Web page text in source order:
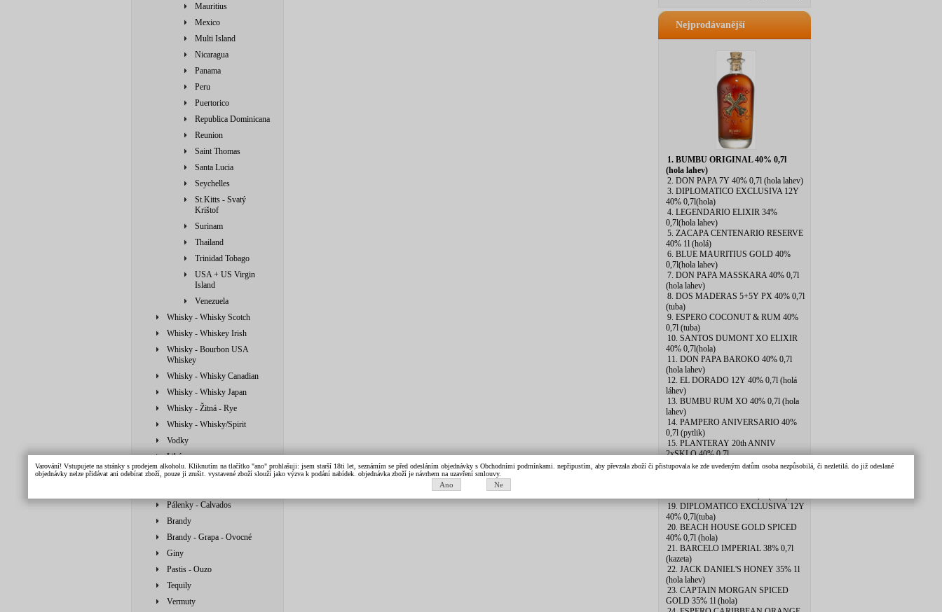
Mauritius
Mexico
Multi Island
Nicaragua
Panama
Peru
Puertorico
Republica Dominicana
Reunion
Saint Thomas
Santa Lucia
Seychelles
St.Kitts - Svatý
Krištof
Surinam
Thailand
Trinidad Tobago
USA + US Virgin
Island
Venezuela
Whisky - Whisky Scotch
Whisky - Whiskey Irish
Whisky - Bourbon USA
Whiskey
Whisky - Whisky Canadian
Whisky - Whisky Japan
Whisky - Žitná - Rye
Whisky - Whisky/Spirit
Vodky
Likéry
Armaňaky
Pálenky - Calvados
Brandy
Brandy - Grapa - Ovocné
Giny
Pastis - Ouzo
Tequily
Vermuty
Nejprodávanější
1. BUMBU ORIGINAL 40% 0,7l
(hola lahev)
2. DON PAPA 7Y 40% 0,7l (hola lahev)
3. DIPLOMATICO EXCLUSIVA 12Y
40% 0,7l(hola)
4. LEGENDARIO ELIXIR 34%
0,7l(hola lahev)
5. ZACAPA CENTENARIO RESERVE
40% 1l (holá)
6. BLUE MAURITIUS GOLD 40%
0,7l(hola lahev)
7. DON PAPA MASSKARA 40% 0,7l
(hola lahev)
8. DOS MADERAS 5+5Y PX 40% 0,7l
(tuba)
9. ESPERO COCONUT & RUM 40%
0,7l (tuba)
10. SANTOS DUMONT XO ELIXIR
40% 0,7l(hola)
11. DON PAPA BAROKO 40% 0,7l
(hola lahev)
12. EL DORADO 12Y 40% 0,7l (holá
láhev)
13. BUMBU RUM XO 40% 0,7l (hola
lahev)
14. PAMPERO ANIVERSARIO 40%
0,7l (pytlik)
15. PLANTERAY 20th ANNIV
2xSKLO 40% 0.7l
16. BUMBU ORIGINAL 40% 0,7l
19. DIPLOMATICO EXCLUSIVA˙12Y
40% 0,7l(tuba)
20. BEACH HOUSE GOLD SPICED
40% 0,7l (hola)
21. BARCELO IMPERIAL 38% 0,7l
(kazeta)
22. JACK DANIEL'S HONEY 35% 1l
(hola lahev)
23. CAPTAIN MORGAN SPICED
GOLD 35% 1l (hola)
Varování! Vstupujete na stránky s prodejem alkoholu. Kliknutím na tlačítko "ano" prohlašuji: jsem starší 18ti let, seznámím se před odesláním objednávky s Obchodními podmínkami. nepřipustím, aby převzala zboží či přistupovala ke zde uvedeným datům osoba nezpůsobilá, či nezletilá. do již odeslané
objednávky nelze přidávat ani odebírat zboží, pouze ji zrušit. vystavené zboží slouží jako výzva k podání nabídek. objednávka zboží je návrhem na uzavření smlouvy.
Ano Ne